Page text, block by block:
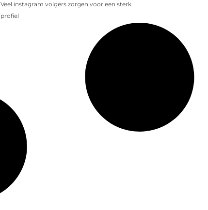
Veel instagram volgers zorgen voor een sterk
profiel